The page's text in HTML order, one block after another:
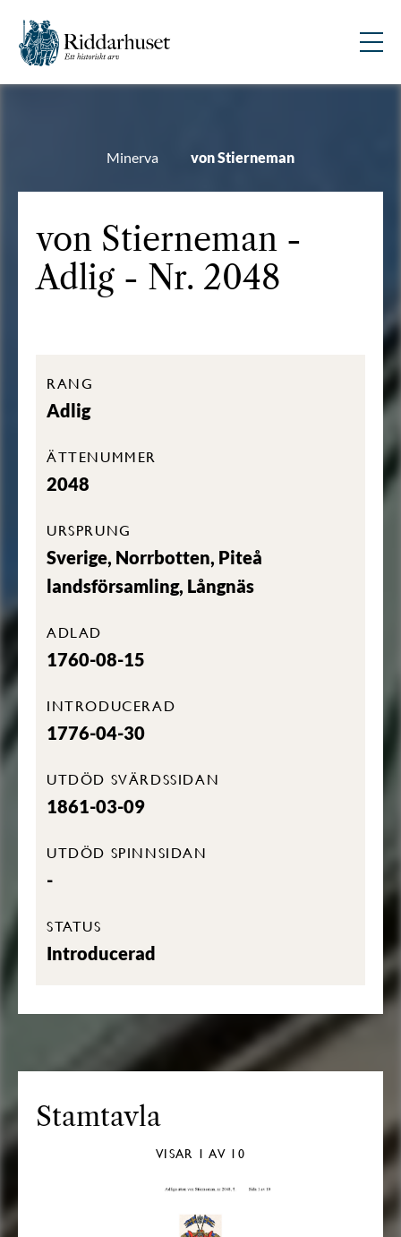
Minerva von Stierneman
von Stierneman -
Adlig - Nr. 2048
RANG
Adlig
ÄTTENUMMER
2048
URSPRUNG
Sverige, Norrbotten, Piteå
landsförsamling, Långnäs
ADLAD
1760-08-15
INTRODUCERAD
1776-04-30
UTDÖD SVÄRDSSIDAN
1861-03-09
UTDÖD SPINNSIDAN
-
STATUS
Introducerad
Stamtavla
VISAR 1 AV 10